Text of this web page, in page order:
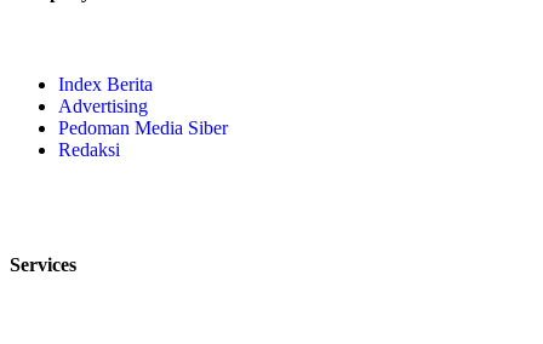
Index Berita
Advertising
Pedoman Media Siber
Redaksi
Services